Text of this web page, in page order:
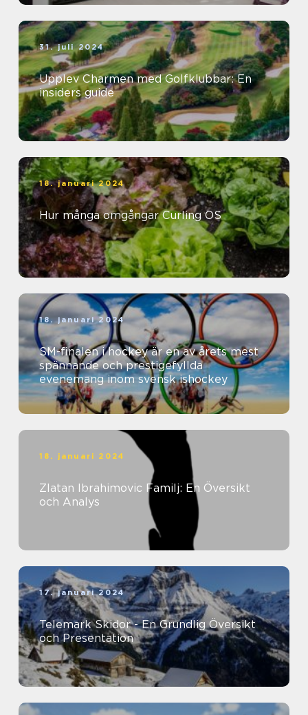
31. juli 2024
Upplev Charmen med Golfklubbar: En
insiders guide
18. januari 2024
Hur många omgångar Curling OS
18. januari 2024
SM-finalen i hockey är en av årets mest
spännande och prestigefyllda
evenemang inom svensk ishockey
18. januari 2024
Zlatan Ibrahimovic Familj: En Översikt
och Analys
17. januari 2024
Telemark Skidor - En Grundlig Översikt
och Presentation